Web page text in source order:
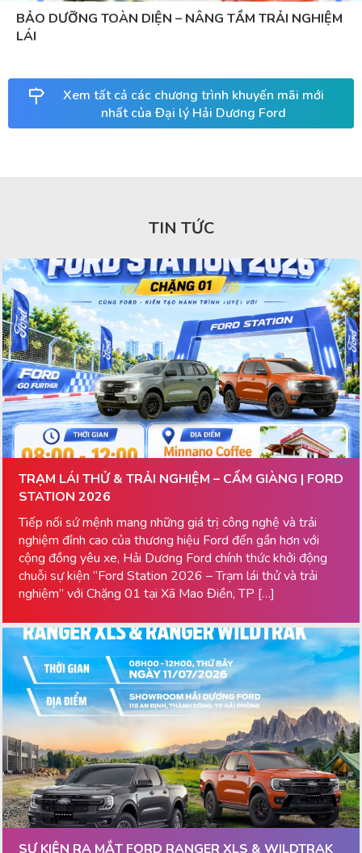
BẢO DƯỠNG TOÀN DIỆN – NÂNG TẦM TRẢI NGHIỆM
LÁI
Xem tất cả các chương trình khuyến mãi mới
nhất của Đại lý Hải Dương Ford
TIN TỨC
TRẠM LÁI THỬ & TRẢI NGHIỆM – CẨM GIÀNG | FORD
STATION 2026
Tiếp nối sứ mệnh mang những giá trị công nghệ và trải
nghiệm đỉnh cao của thương hiệu Ford đến gần hơn với
cộng đồng yêu xe, Hải Dương Ford chính thức khởi động
chuỗi sự kiện “Ford Station 2026 – Trạm lái thử và trải
nghiệm” với Chặng 01 tại Xã Mao Điền, TP […]
SỰ KIỆN RA MẮT FORD RANGER XLS & WILDTRAK